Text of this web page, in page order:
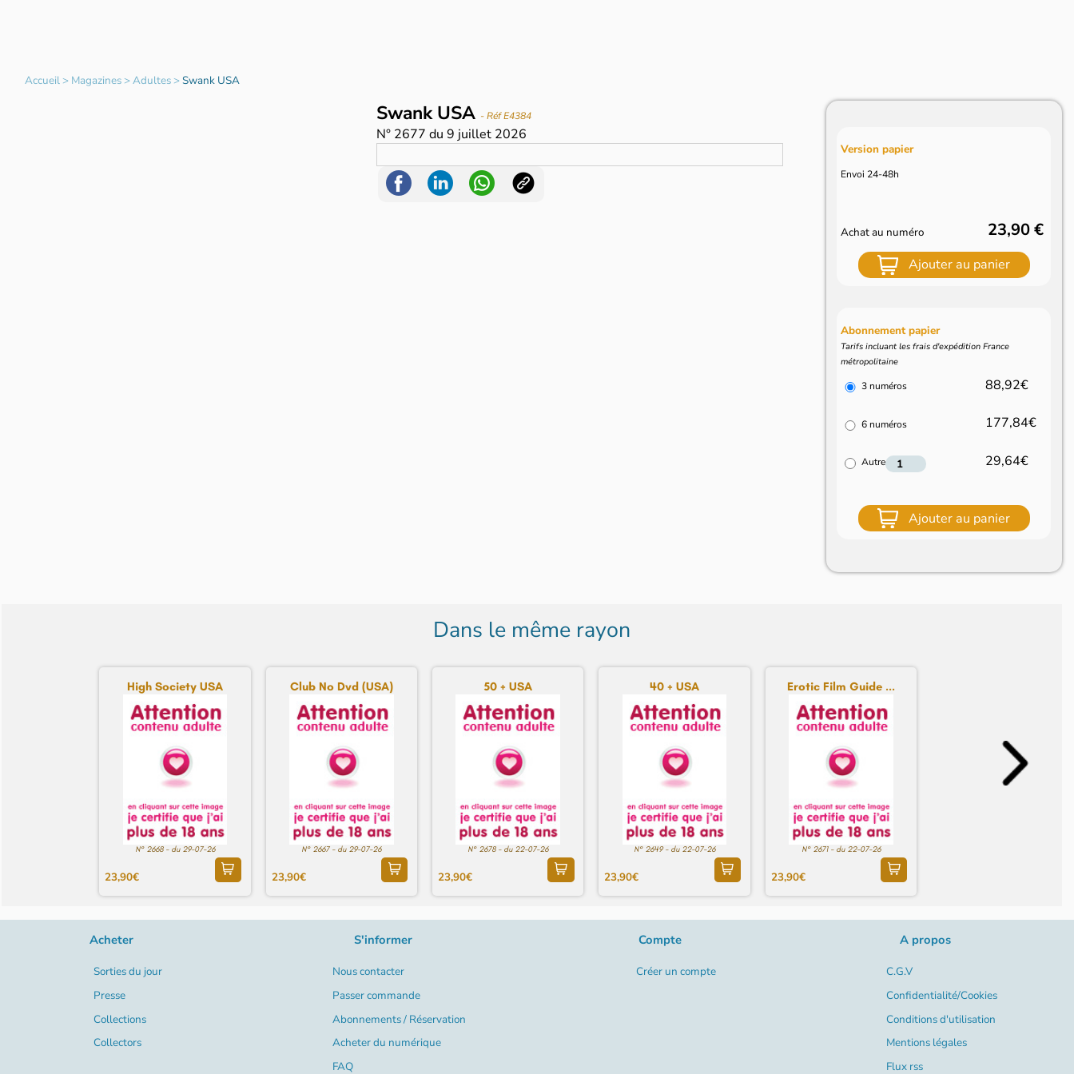
Accueil> Magazines>Adultes>Swank USA
Swank USA - Réf E4384
N° 2677 du9 juillet 2026
Version papier
Envoi 24-48h
Achat au numéro 23,90 €
Ajouter au panier
Abonnement papier
Tarifs incluant les frais d'expédition France
métropolitaine
3 numéros 88,92€
6 numéros 177,84€
Autre 29,64€
Ajouter au panier
Dans le même rayon
High Society USA
N° 2668 - du 29-07-26
23,90€
Club No Dvd (USA)
N° 2667 - du 29-07-26
23,90€
50 + USA
N° 2678 - du 22-07-26
23,90€
40 + USA
N° 2649 - du 22-07-26
23,90€
Erotic Film Guide ...
N° 2671 - du 22-07-26
23,90€
Acheter
Sorties du jour
Presse
Collections
Collectors
S'informer
Nous contacter
Passer commande
Abonnements / Réservation
Acheter du numérique
FAQ
Compte
Créer un compte
A propos
C.G.V
Confidentialité/Cookies
Conditions d'utilisation
Mentions légales
Flux rss